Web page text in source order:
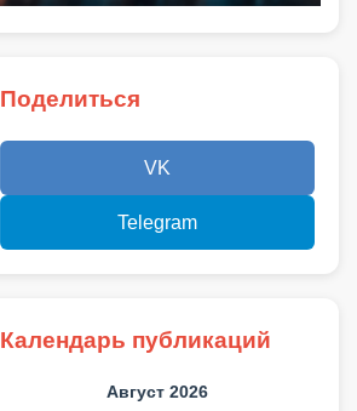
Поделиться
VK
Telegram
Календарь публикаций
Август 2026